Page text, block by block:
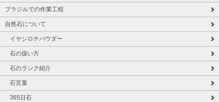
ブラジルでの作業工程
自然石について
イヤシロチパウダー
石の扱い方
石のランク紹介
石言葉
365日石